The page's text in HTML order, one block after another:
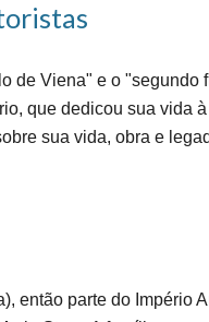
de Viena" e o "segundo
que dedicou sua vida
sua vida, obra e
então parte do Império